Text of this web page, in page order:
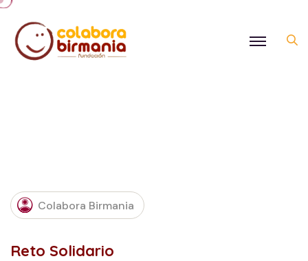
SEPTEMBER
22, 2016
Colabora Birmania
Reto Solidario